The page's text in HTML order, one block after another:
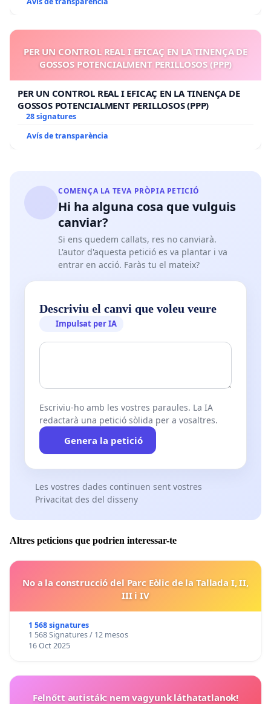
PER UN CONTROL REAL I EFICAÇ EN LA TINENÇA DE
GOSSOS POTENCIALMENT PERILLOSOS (PPP)
PER UN CONTROL REAL I EFICAÇ EN LA TINENÇA DE
GOSSOS POTENCIALMENT PERILLOSOS (PPP)
28 signatures
Avís de transparència
COMENÇA LA TEVA PRÒPIA PETICIÓ
Hi ha alguna cosa que vulguis
canviar?
Si ens quedem callats, res no canviarà.
L'autor d'aquesta petició es va plantar i va
entrar en acció. Faràs tu el mateix?
Descriviu el canvi que voleu veure
Impulsat per IA
Escriviu-ho amb les vostres paraules. La IA
redactarà una petició sòlida per a vosaltres.
Genera la petició
Les vostres dades continuen sent vostres
Privacitat des del disseny
Altres peticions que podrien interessar-te
No a la construcció del Parc Eòlic de la Tallada I, II,
III i IV
1 568 signatures
1 568 Signatures / 12 mesos
16 Oct 2025
Felnőtt autisták: nem vagyunk láthatatlanok!